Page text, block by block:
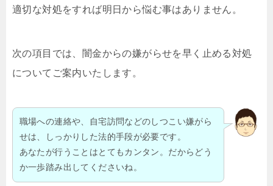
適切な対処をすれば明日から悩む事はありません。
次の項目では、闇金からの嫌がらせを早く止める対処
についてご案内いたします。
職場への連絡や、自宅訪問などのしつこい嫌がら
せは、しっかりした法的手段が必要です。
あなたが行うことはとてもカンタン。だからどう
か一歩踏み出してくださいね。